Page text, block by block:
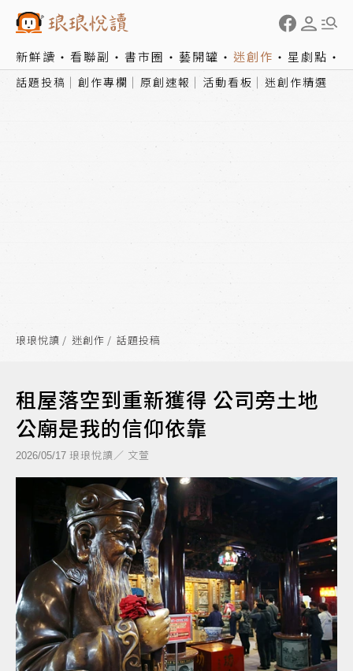
新鮮讀 看聯副 書市圈 藝開罐 迷創作 星劇點
話題投稿 創作專欄 原創速報 活動看板 迷創作精選
琅琅悅讀 迷創作 話題投稿
租屋落空到重新獲得 公司旁土地
公廟是我的信仰依靠
2026/05/17 琅琅悅讀／ 文萱